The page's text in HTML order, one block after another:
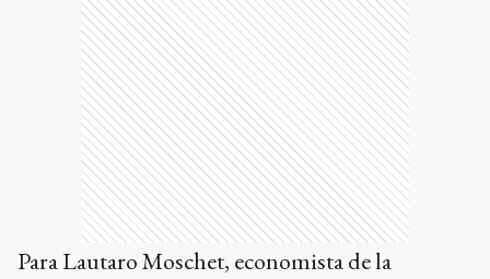
Para Lautaro Moschet, economista de la